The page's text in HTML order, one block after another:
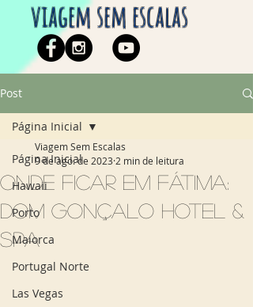
viagem sem escalas
Post
Página Inicial
Hawaii
Porto
Maiorca
Portugal Norte
Las Vegas
Página Inicial
Onde ficar em Fátima:
Dom Gonçalo Hotel &
Spa
Viagem Sem Escalas
9 de ago. de 2023 2 min de leitura